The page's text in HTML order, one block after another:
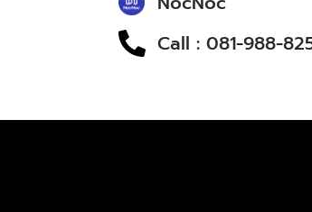
Call : 081-988-